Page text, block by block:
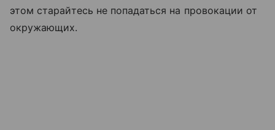
этом старайтесь не попадаться на провокации от
окружающих.